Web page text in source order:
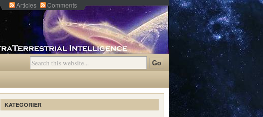
Articles Comments
KATEGORIER